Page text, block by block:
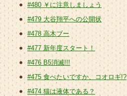
#480 ￥に注意しましょう
#479 大谷翔平への公開状
#478 高木ブー
#477 新年度スタート！
#476 B5消滅!!!
#475 食べたいですか、コオロギ!?
#474 猫は液体である？